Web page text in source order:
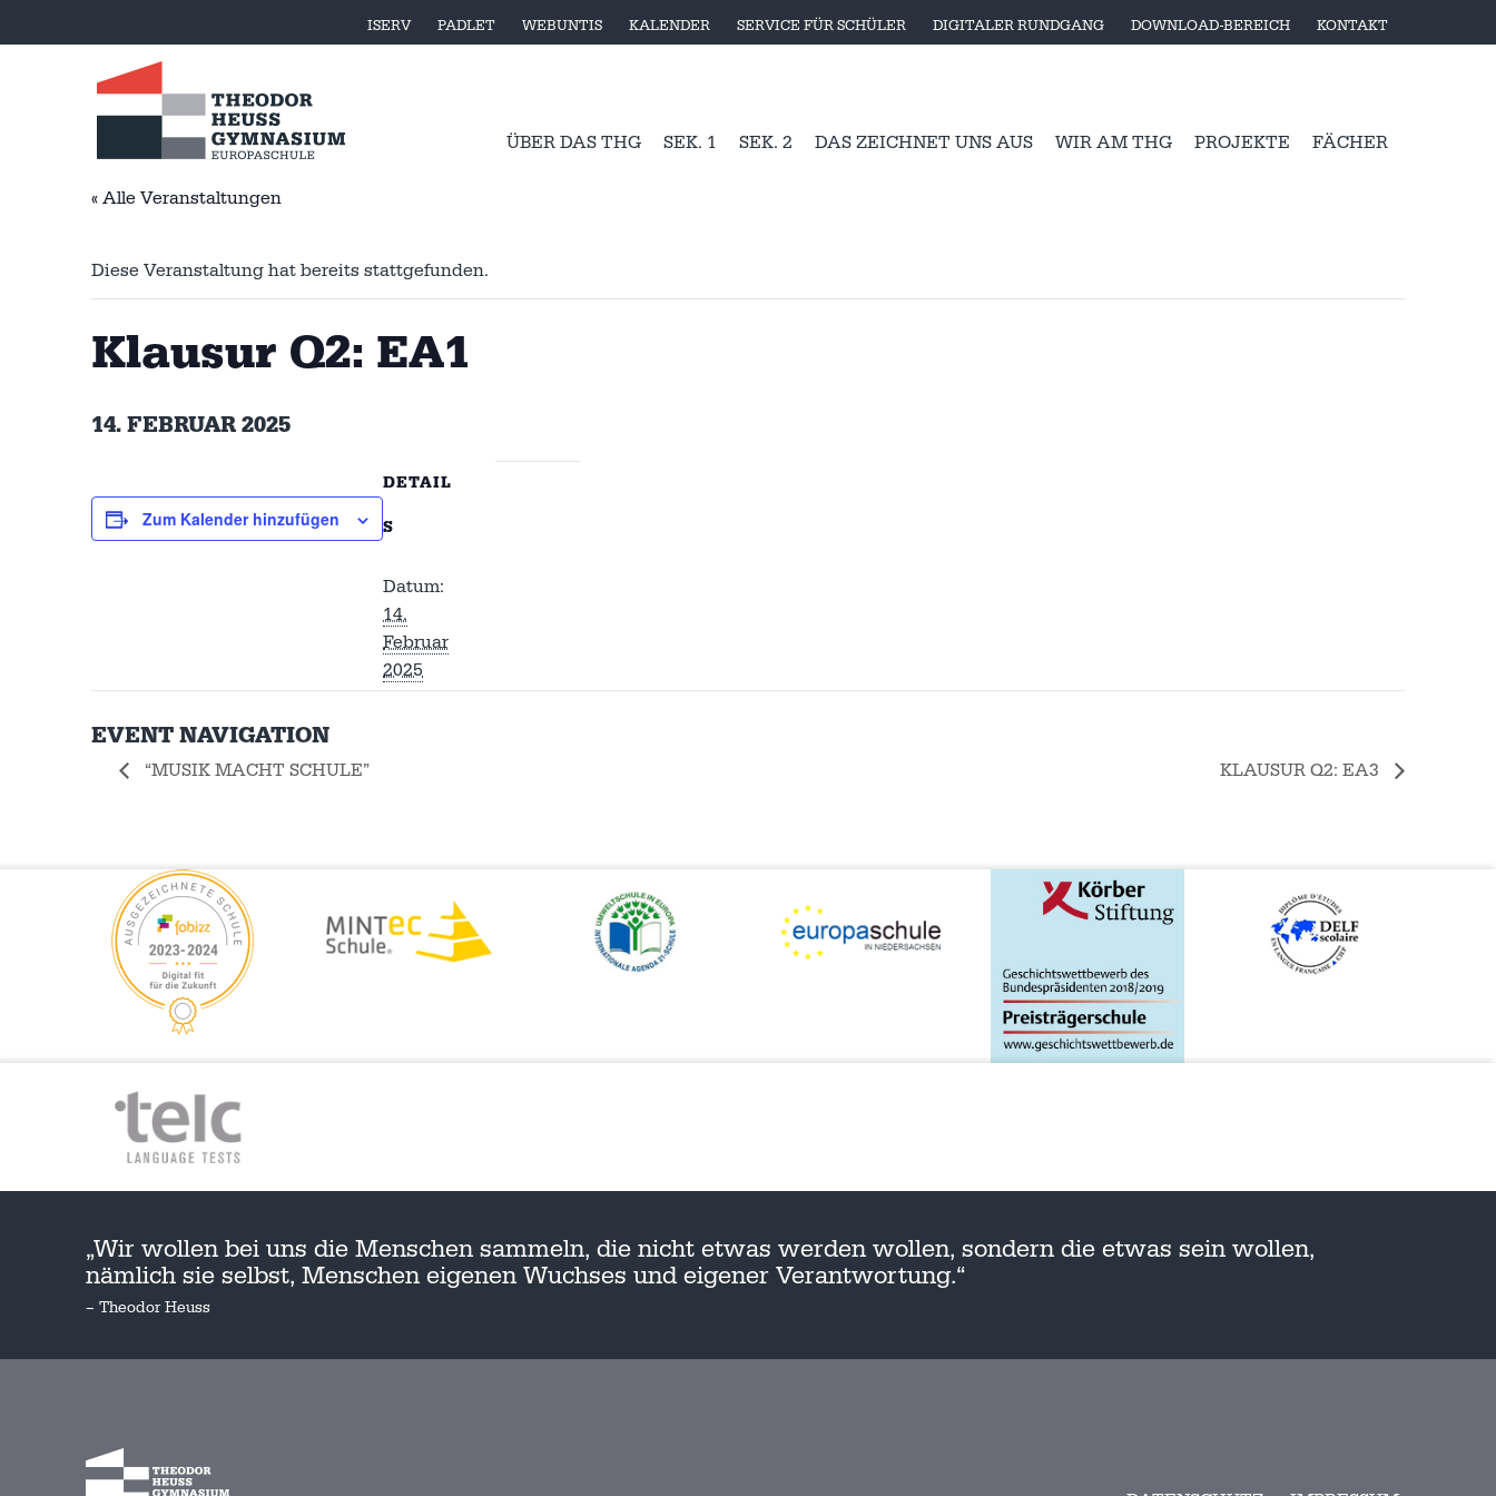
ISERV PADLET WEBUNTIS KALENDER SERVICE FÜR SCHÜLER DIGITALER RUNDGANG DOWNLOAD-BEREICH KONTAKT
ÜBER DAS THG SEK. 1 SEK. 2 DAS ZEICHNET UNS AUS WIR AM THG PROJEKTE FÄCHER
« Alle Veranstaltungen
Diese Veranstaltung hat bereits stattgefunden.
Klausur Q2: EA1
14. FEBRUAR 2025
Zum Kalender hinzufügen
DETAIL
S
Datum:
14.
Februar
2025
EVENT NAVIGATION
“MUSIK MACHT SCHULE” KLAUSUR Q2: EA3
„Wir wollen bei uns die Menschen sammeln, die nicht etwas werden wollen, sondern die etwas sein wollen,
nämlich sie selbst, Menschen eigenen Wuchses und eigener Verantwortung.“
– Theodor Heuss